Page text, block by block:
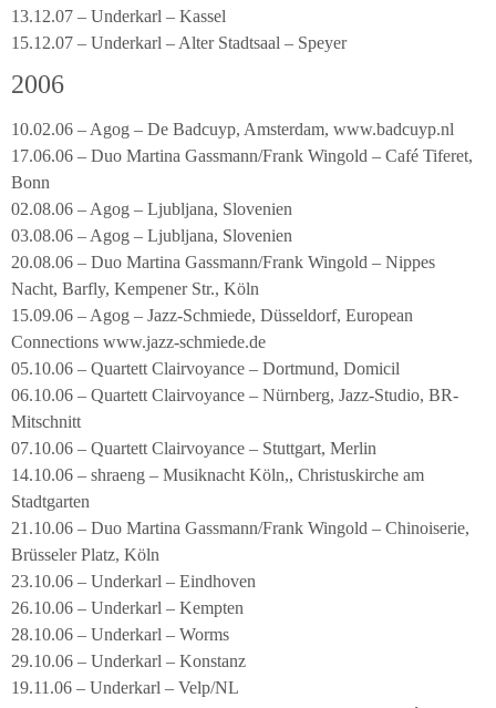
13.12.07 – Underkarl – Kassel
15.12.07 – Underkarl – Alter Stadtsaal – Speyer
2006
10.02.06 – Agog – De Badcuyp, Amsterdam, www.badcuyp.nl
17.06.06 – Duo Martina Gassmann/Frank Wingold – Café Tiferet,
Bonn
02.08.06 – Agog – Ljubljana, Slovenien
03.08.06 – Agog – Ljubljana, Slovenien
20.08.06 – Duo Martina Gassmann/Frank Wingold – Nippes
Nacht, Barfly, Kempener Str., Köln
15.09.06 – Agog – Jazz-Schmiede, Düsseldorf, European
Connections www.jazz-schmiede.de
05.10.06 – Quartett Clairvoyance – Dortmund, Domicil
06.10.06 – Quartett Clairvoyance – Nürnberg, Jazz-Studio, BR-
Mitschnitt
07.10.06 – Quartett Clairvoyance – Stuttgart, Merlin
14.10.06 – shraeng – Musiknacht Köln,, Christuskirche am
Stadtgarten
21.10.06 – Duo Martina Gassmann/Frank Wingold – Chinoiserie,
Brüsseler Platz, Köln
23.10.06 – Underkarl – Eindhoven
26.10.06 – Underkarl – Kempten
28.10.06 – Underkarl – Worms
29.10.06 – Underkarl – Konstanz
19.11.06 – Underkarl – Velp/NL